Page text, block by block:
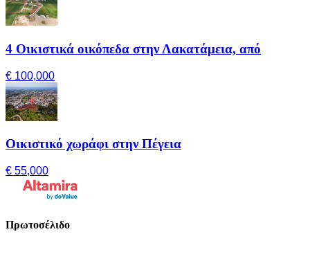
4 Οικιστικά οικόπεδα στην Λακατάμεια, από
€ 100,000
Οικιστικό χωράφι στην Πέγεια
€ 55,000
Πρωτοσέλιδο